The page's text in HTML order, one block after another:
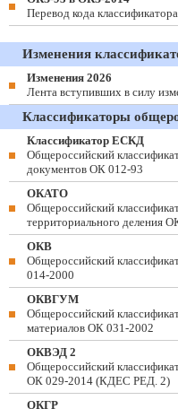
Перевод кода
Изменения
Изменения 2026
Лента вступивших в силу
Классификаторы
Классификатор ЕСКД
Общероссийский
документов ОК 012-93
ОКАТО
Общероссийский
территориального деления
ОКВ
Общероссийский
014-2000
ОКВГУМ
Общероссийский
материалов ОК 031-2002
ОКВЭД 2
Общероссийский
ОК 029-2014 (КДЕС РЕД. 2)
ОКГР